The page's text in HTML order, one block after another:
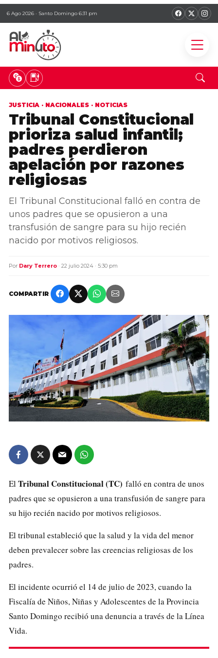
6 Ago 2026 · Santo Domingo 6:31 pm
JUSTICIA · NACIONALES · NOTICIAS
Tribunal Constitucional
prioriza salud infantil;
padres perdieron
apelación por razones
religiosas
El Tribunal Constitucional falló en contra de
unos padres que se opusieron a una
transfusión de sangre para su hijo recién
nacido por motivos religiosos.
Por Dary Terrero · 22 julio 2024 · 5:30 pm
COMPARTIR
El Tribunal Constitucional(TC) falló en contra de unos
padres que se opusieron a una transfusión de sangre para
su hijo recién nacido por motivos religiosos.
El tribunal estableció que la salud y la vida del menor
deben prevalecer sobre las creencias religiosas de los
padres.
El incidente ocurrió el 14 de julio de 2023, cuando la
Fiscalía de Niños, Niñas y Adolescentes de la Provincia
Santo Domingo recibió una denuncia a través de la Línea
Vida.